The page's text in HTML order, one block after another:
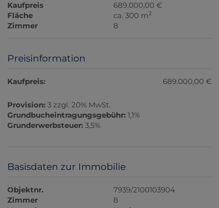
Kaufpreis
689.000,00 €
Fläche
ca. 300 m2
Zimmer 8
Preisinformation
Kaufpreis: 689.000,00 €
Provision: 3 zzgl. 20% MwSt.
Grundbucheintragungsgebühr: 1,1%
Grunderwerbsteuer: 3,5%
Basisdaten zur Immobilie
Objektnr.
7939/2100103904
Zimmer
8